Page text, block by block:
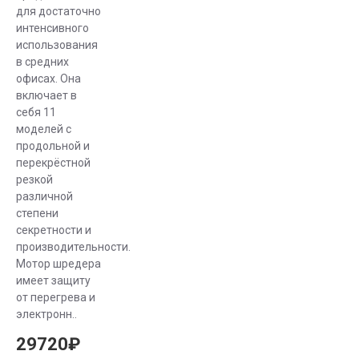
Функциональные
особенности
уничтожителей
документов
Kobra
Уничтожители
бумаг серии
Kobra
представлены
моделями с
разным
типом резки.
Разрабатывались
они для
использования
как в
для достаточно
интенсивного
использования
в средних
офисах. Она
включает в
себя 11
моделей с
продольной и
перекрёстной
резкой
различной
степени
секретности и
производительности.
Мотор шредера
имеет защиту
от перегрева и
электронн..
29720₽